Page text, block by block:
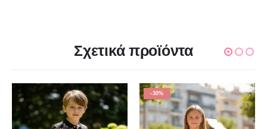
Σχετικά προϊόντα
-30%